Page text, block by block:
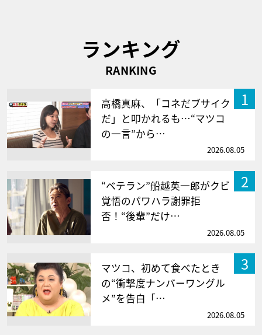
ランキング
RANKING
1
高橋真麻、「コネだブサイク
だ」と叩かれるも…“マツコ
の一言”から…
2026.08.05
2
“ベテラン”船越英一郎がクビ
覚悟のパワハラ謝罪拒
否！“後輩”だけ…
2026.08.05
3
マツコ、初めて食べたとき
の“衝撃度ナンバーワングル
メ”を告白「…
2026.08.05